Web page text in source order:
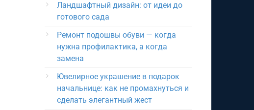
Ландшафтный дизайн: от идеи до
готового сада
Ремонт подошвы обуви — когда
нужна профилактика, а когда
замена
Ювелирное украшение в подарок
начальнице: как не промахнуться и
сделать элегантный жест